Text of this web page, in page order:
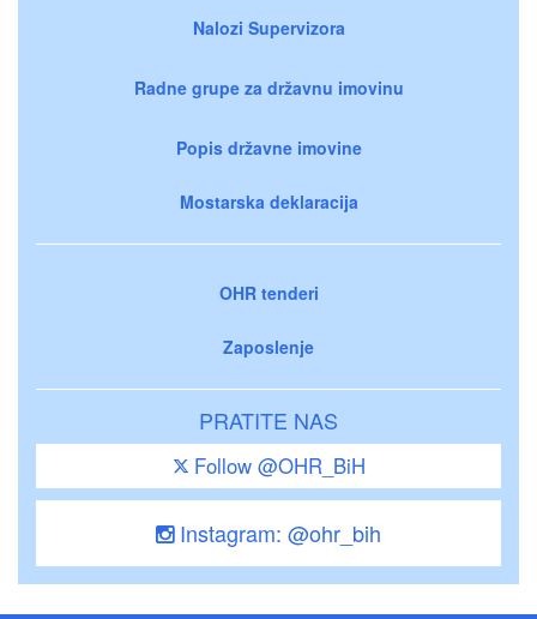
Nalozi Supervizora
Radne grupe za državnu imovinu
Popis državne imovine
Mostarska deklaracija
OHR tenderi
Zaposlenje
PRATITE NAS
Follow @OHR_BiH
Instagram: @ohr_bih